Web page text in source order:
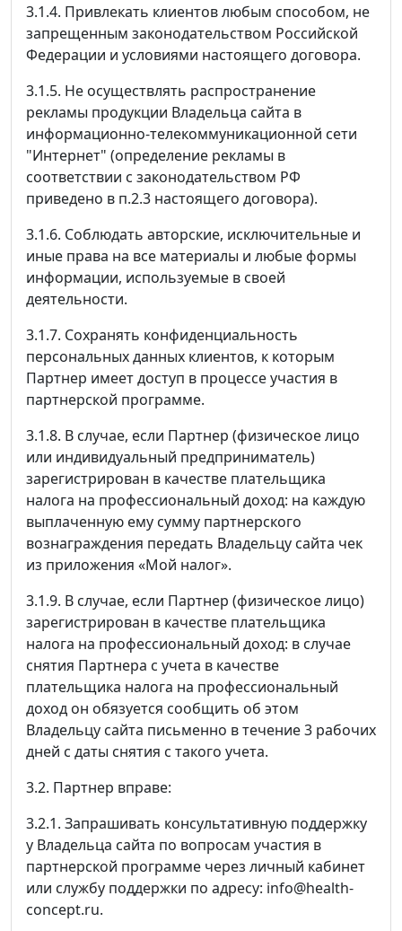
3.1.4. Привлекать клиентов любым способом, не
запрещенным законодательством Российской
Федерации и условиями настоящего договора.
3.1.5. Не осуществлять распространение
рекламы продукции Владельца сайта в
информационно-телекоммуникационной сети
"Интернет" (определение рекламы в
соответствии с законодательством РФ
приведено в п.2.3 настоящего договора).
3.1.6. Соблюдать авторские, исключительные и
иные права на все материалы и любые формы
информации, используемые в своей
деятельности.
3.1.7. Сохранять конфиденциальность
персональных данных клиентов, к которым
Партнер имеет доступ в процессе участия в
партнерской программе.
3.1.8. В случае, если Партнер (физическое лицо
или индивидуальный предприниматель)
зарегистрирован в качестве плательщика
налога на профессиональный доход: на каждую
выплаченную ему сумму партнерского
вознаграждения передать Владельцу сайта чек
из приложения «Мой налог».
3.1.9. В случае, если Партнер (физическое лицо)
зарегистрирован в качестве плательщика
налога на профессиональный доход: в случае
снятия Партнера с учета в качестве
плательщика налога на профессиональный
доход он обязуется сообщить об этом
Владельцу сайта письменно в течение 3 рабочих
дней с даты снятия с такого учета.
3.2. Партнер вправе:
3.2.1. Запрашивать консультативную поддержку
у Владельца сайта по вопросам участия в
партнерской программе через личный кабинет
или службу поддержки по адресу: info@health-
concept.ru.